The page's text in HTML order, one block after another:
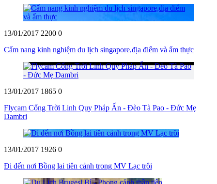
13/01/2017 2200 0
Cẩm nang kinh nghiệm du lịch singapore,địa điểm và ẩm thực
13/01/2017 1865 0
Flycam Cổng Trời Linh Quy Pháp Ấn - Đèo Tà Pao - Đức Mẹ
Dambri
13/01/2017 1926 0
Đi đến nơi Bồng lai tiên cảnh trong MV Lạc trôi